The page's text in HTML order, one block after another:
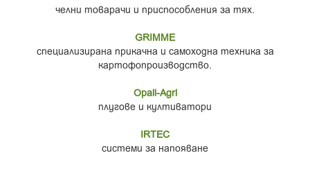
челни товарачи и приспособления за тях.
GRIMME
специализирана прикачна и самоходна техника за
картофопроизводство.
Opall-Agri
плугове и култиватори
IRTEC
системи за напояване